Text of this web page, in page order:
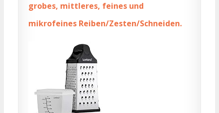
grobes, mittleres, feines und
mikrofeines Reiben/Zesten/Schneiden.